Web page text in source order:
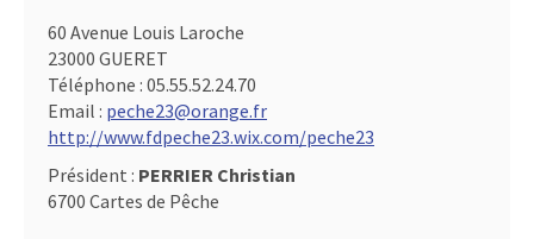
60 Avenue Louis Laroche
23000 GUERET
Téléphone : 05.55.52.24.70
Email : peche23@orange.fr
http://www.fdpeche23.wix.com/peche23
Président : PERRIER Christian
6700 Cartes de Pêche